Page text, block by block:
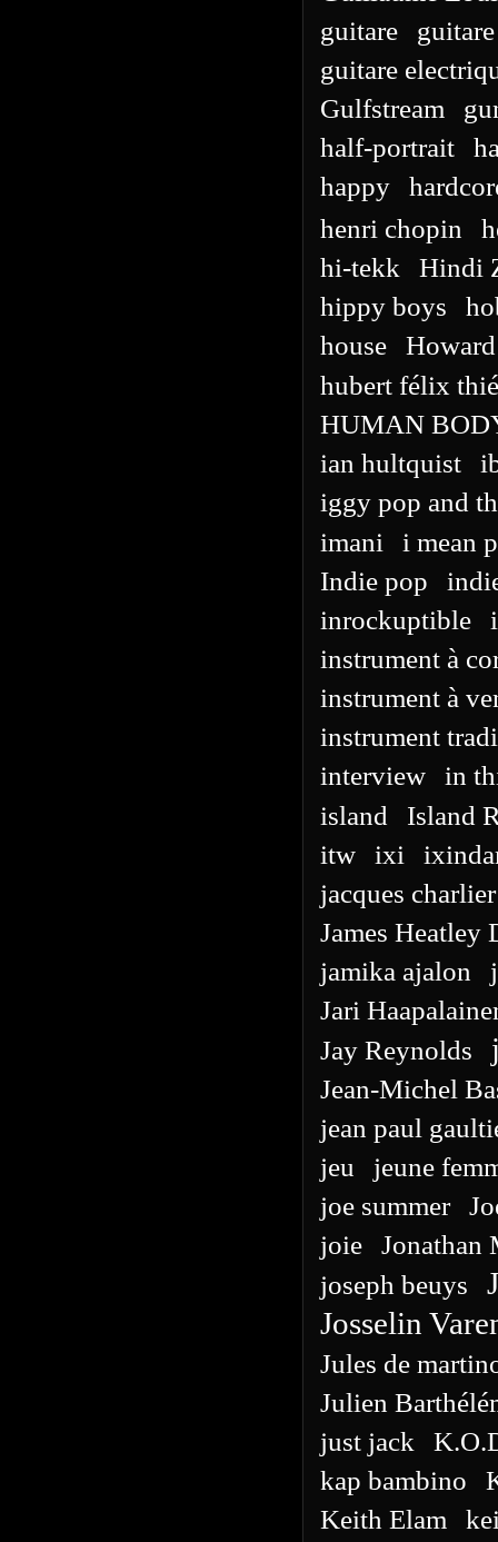
guitare
guitare
Gulfstream
half-portrait
happy
henri chopin
hi-tekk
Hindi
hippy boys
house
hubert félix
HUMAN
ian hultquist
iggy pop and
imani
i mean
Indie pop
inrockuptible
instrument à
instrument à
instrument
interview
in
island
Island
itw
ixi
jacques charlier
James Heatley
jamika ajalon
Jari
Jay Reynolds
Jean-Michel
jean paul
jeu
jeune
joe summer
joie
Jonathan
joseph beuys
Josselin
Jules de
Julien
just jack
kap bambino
Keith Elam